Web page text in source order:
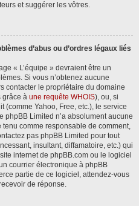
et suggérer les vôtres.
d’abus ou d’ordres légaux liés
« L’équipe » devraient être un
Si vous n’obtenez aucune
contacter le propriétaire du domaine
grâce à une requête WHOIS), ou, si
(comme Yahoo, Free, etc.), le service
phpBB Limited n’a absolument aucune
comme responsable de comment,
pas phpBB Limited pour tout
insultant, diffamatoire, etc.) qui
internet de phpBB.com ou le logiciel
courrier électronique à phpBB
partie de ce logiciel, attendez-vous
de réponse.